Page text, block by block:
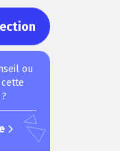
ou